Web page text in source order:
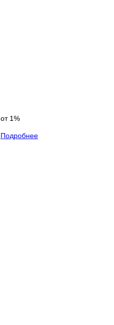
от 1%
Подробнее